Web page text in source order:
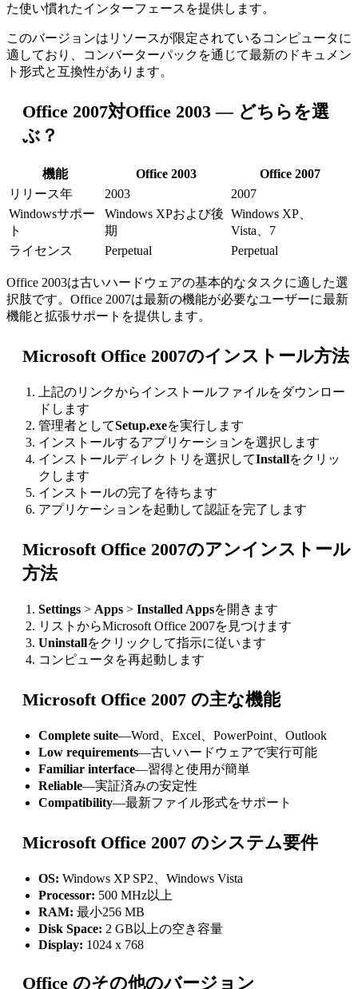
た使い慣れたインターフェースを提供します。
このバージョンはリソースが限定されているコンピュータに
適しており、コンバーターパックを通じて最新のドキュメン
ト形式と互換性があります。
Office 2007対Office 2003 — どちらを選
ぶ？
機能 Office 2003
Office 2007
リリース年
2003
2007
Windowsサポー
ト
Windows XPおよび後
期
Windows XP、
Vista、7
ライセンス
Perpetual Perpetual
Office 2003は古いハードウェアの基本的なタスクに適した選
択肢です。Office 2007は最新の機能が必要なユーザーに最新
機能と拡張サポートを提供します。
Microsoft Office 2007のインストール方法
上記のリンクからインストールファイルをダウンロー
ドします
管理者としてSetup.exeを実行します
インストールするアプリケーションを選択します
インストールディレクトリを選択してInstallをクリッ
クします
インストールの完了を待ちます
アプリケーションを起動して認証を完了します
Microsoft Office 2007のアンインストール
方法
Settings > Apps > Installed Appsを開きます
リストからMicrosoft Office 2007を見つけます
Uninstallをクリックして指示に従います
コンピュータを再起動します
Microsoft Office 2007 の主な機能
Complete suite—Word、Excel、PowerPoint、Outlook
Low requirements—古いハードウェアで実行可能
Familiar interface—習得と使用が簡単
Reliable—実証済みの安定性
Compatibility—最新ファイル形式をサポート
Microsoft Office 2007 のシステム要件
OS: Windows XP SP2、Windows Vista
Processor: 500 MHz以上
RAM: 最小256 MB
Disk Space: 2 GB以上の空き容量
Display: 1024 x 768
Office のその他のバージョン